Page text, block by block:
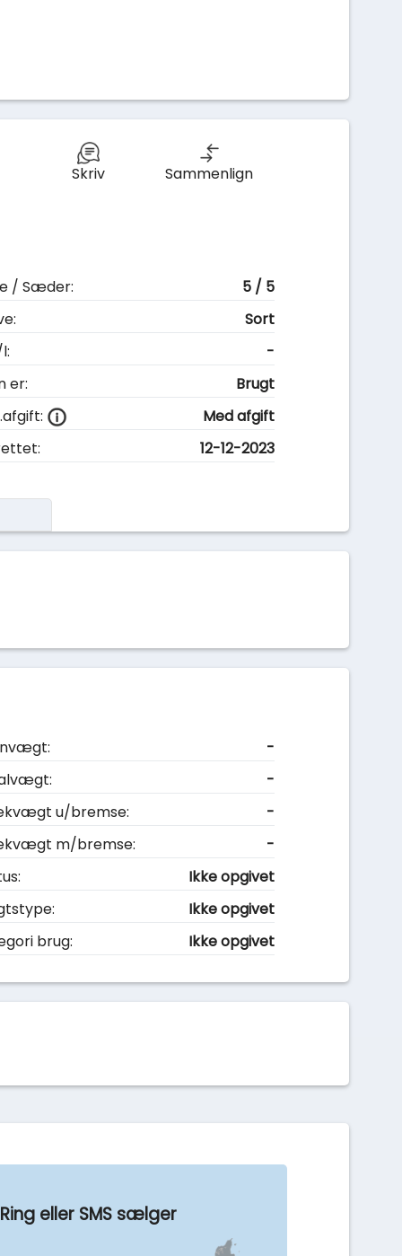
Skriv Sammenlign
/ Sæder:
5 / 5
Sort
-
er:
Brugt
Med afgift
12-12-2023
-
-
u/bremse:
-
m/bremse:
-
Ikke opgivet
Ikke opgivet
brug:
Ikke opgivet
eller SMS sælger